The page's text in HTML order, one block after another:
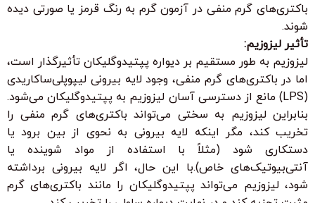
باکتری‌های گرم منفی در آزمون گرم به رنگ قرمز یا صورتی دیده
شوند.
تأثیر لیزوزیم:
لیزوزیم به طور مستقیم بر دیواره پپتیدوگلیکان تأثیرگذار است،
اما در باکتری‌های گرم منفی، وجود لایه بیرونی لیپوپلی‌ساکاریدی
(LPS) مانع از دسترسی آسان لیزوزیم به پپتیدوگلیکان می‌شود.
بنابراین لیزوزیم به سختی می‌تواند باکتری‌های گرم منفی را
تخریب کند، مگر اینکه لایه بیرونی به نحوی از بین برود یا
دستکاری شود (مثلاً با استفاده از مواد شوینده یا
آنتی‌بیوتیک‌های خاص).با این حال، اگر لایه بیرونی برداشته
شود، لیزوزیم می‌تواند پپتیدوگلیکان را مانند باکتری‌های گرم